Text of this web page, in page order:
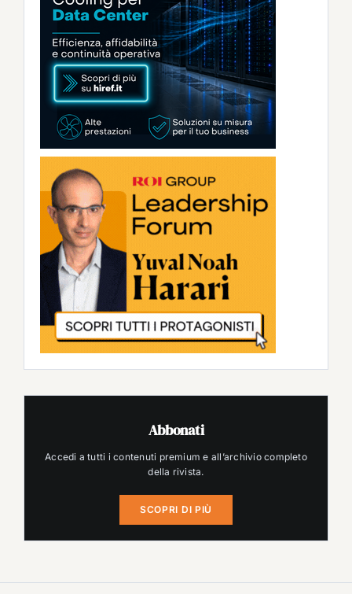
Abbonati
Accedi a tutti i contenuti premium e all’archivio completo
della rivista.
SCOPRI DI PIÙ